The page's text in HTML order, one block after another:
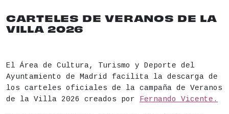
CARTELES DE VERANOS DE LA
VILLA 2026
El Área de Cultura, Turismo y Deporte del
Ayuntamiento de Madrid facilita la descarga de
los carteles oficiales de la campaña de Veranos
de la Villa 2026 creados por
Fernando Vicente.